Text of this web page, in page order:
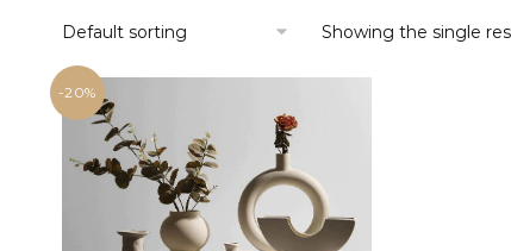
Showing the single
-20%